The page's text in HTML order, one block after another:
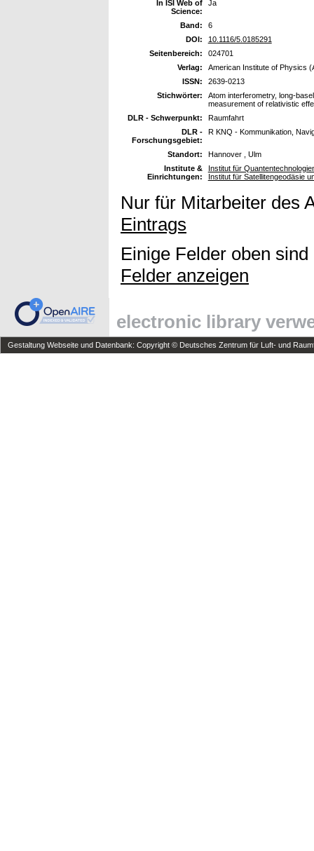
In ISI Web of
Science:
Ja
Band:
6
DOI:
10.1116/5.0185291
Seitenbereich:
024701
Verlag:
American Institute of Physics
ISSN:
2639-0213
Stichwörter:
Atom interferometry, long-
measurement of relativistic
DLR - Schwerpunkt:
Raumfahrt
DLR -
Forschungsgebiet:
R KNQ - Kommunikation,
Standort:
Hannover , Ulm
Institute &
Einrichtungen:
Institut für
Institut für Satellitengeodäsie
Nur für Mitarbeiter des
Eintrags
Einige Felder oben
Felder anzeigen
electronic library
Gestaltung Webseite und Datenbank: Copyright © Deutsches Zentrum für Luft- und